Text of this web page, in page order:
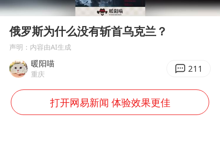
河南：领导干部要带头休假
被一条街帮助的“煎饼叔叔”去世
男子出狱前8天被改判死缓
中方公布5项对美反制措施
Play
00:00 00:59
俄罗斯为什么没有斩首乌克兰？
声明：内容由AI生成
暖阳喵
重庆 211
打开网易新闻 体验效果更佳